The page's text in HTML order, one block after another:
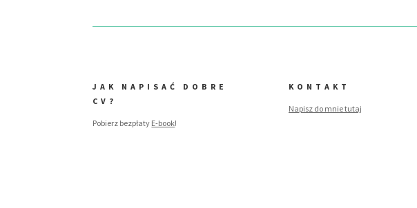
JAK NAPISAĆ DOBRE
CV?
Pobierz bezpłaty E-book!
KONTAKT
Napisz do mnie tutaj